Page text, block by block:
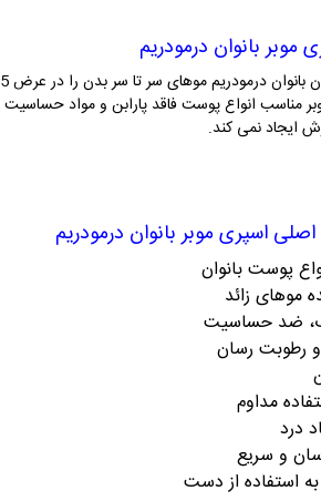
موبر بانوان درمودریم
مناسب انواع پوست فاقد پارابن و مواد
ایجاد نمی کند.
اسپری موبربانوان درمودریم
پوست بانوان
موهای زائد
ضد حساسیت
و رطوبت رسان
مداوم
درد
و سریع
استفاده از دست